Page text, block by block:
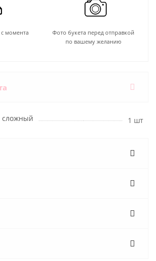
с момента
Фото букета перед отправкой
по вашему желанию
сложный 1 шт